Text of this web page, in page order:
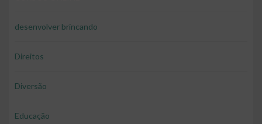
desenvolver brincando
Direitos
Diversão
Educação